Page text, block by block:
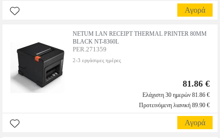
Αγορά
NETUM LAN RECEIPT THERMAL PRINTER 80MM
BLACK NT-8360L
PER.271359
2-3 εργάσιμες ημέρες
81.86 €
Ελάχιστη 30 ημερών 81.86 €
Προτεινόμενη λιανική 89.90 €
Αγορά